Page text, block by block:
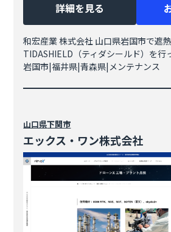
詳細を見る
和宏産業 株式会社 山口県岩国市で遮
TIDASHIELD（ティダシールド）を行
岩国市|福井県|青森県|メンテナンス
山口県下関市
エックス・ワン株式会社